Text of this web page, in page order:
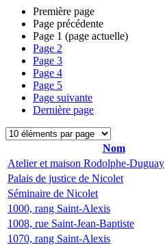
Première page
Page précédente
Page 1 (page actuelle)
Page 2
Page 3
Page 4
Page 5
Page suivante
Dernière page
Nom
Atelier et maison Rodolphe-Duguay
Palais de justice de Nicolet
Séminaire de Nicolet
1000, rang Saint-Alexis
1008, rue Saint-Jean-Baptiste
1070, rang Saint-Alexis